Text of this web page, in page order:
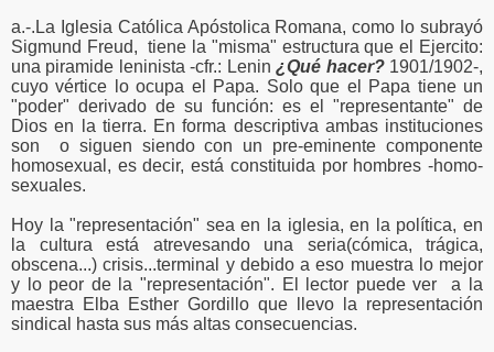
a.-.La Iglesia Católica Apóstolica Romana, como lo subrayó
Sigmund Freud, tiene la "misma" estructura que el Ejercito:
una piramide leninista -cfr.: Lenin ¿Qué hacer?1901/1902-,
cuyo vértice lo ocupa el Papa. Solo que el Papa tiene un
"poder" derivado de su función: es el "representante" de
Dios en la tierra. En forma descriptiva ambas instituciones
son o siguen siendo con un pre-eminente componente
homosexual, es decir, está constituida por hombres -homo-
sexuales.
Hoy la "representación" sea en la iglesia, en la política, en
la cultura está atrevesando una seria(cómica, trágica,
obscena...) crisis...terminal y debido a eso muestra lo mejor
y lo peor de la "representación". El lector puede ver a la
maestra Elba Esther Gordillo que llevo la representación
sindical hasta sus más altas consecuencias.